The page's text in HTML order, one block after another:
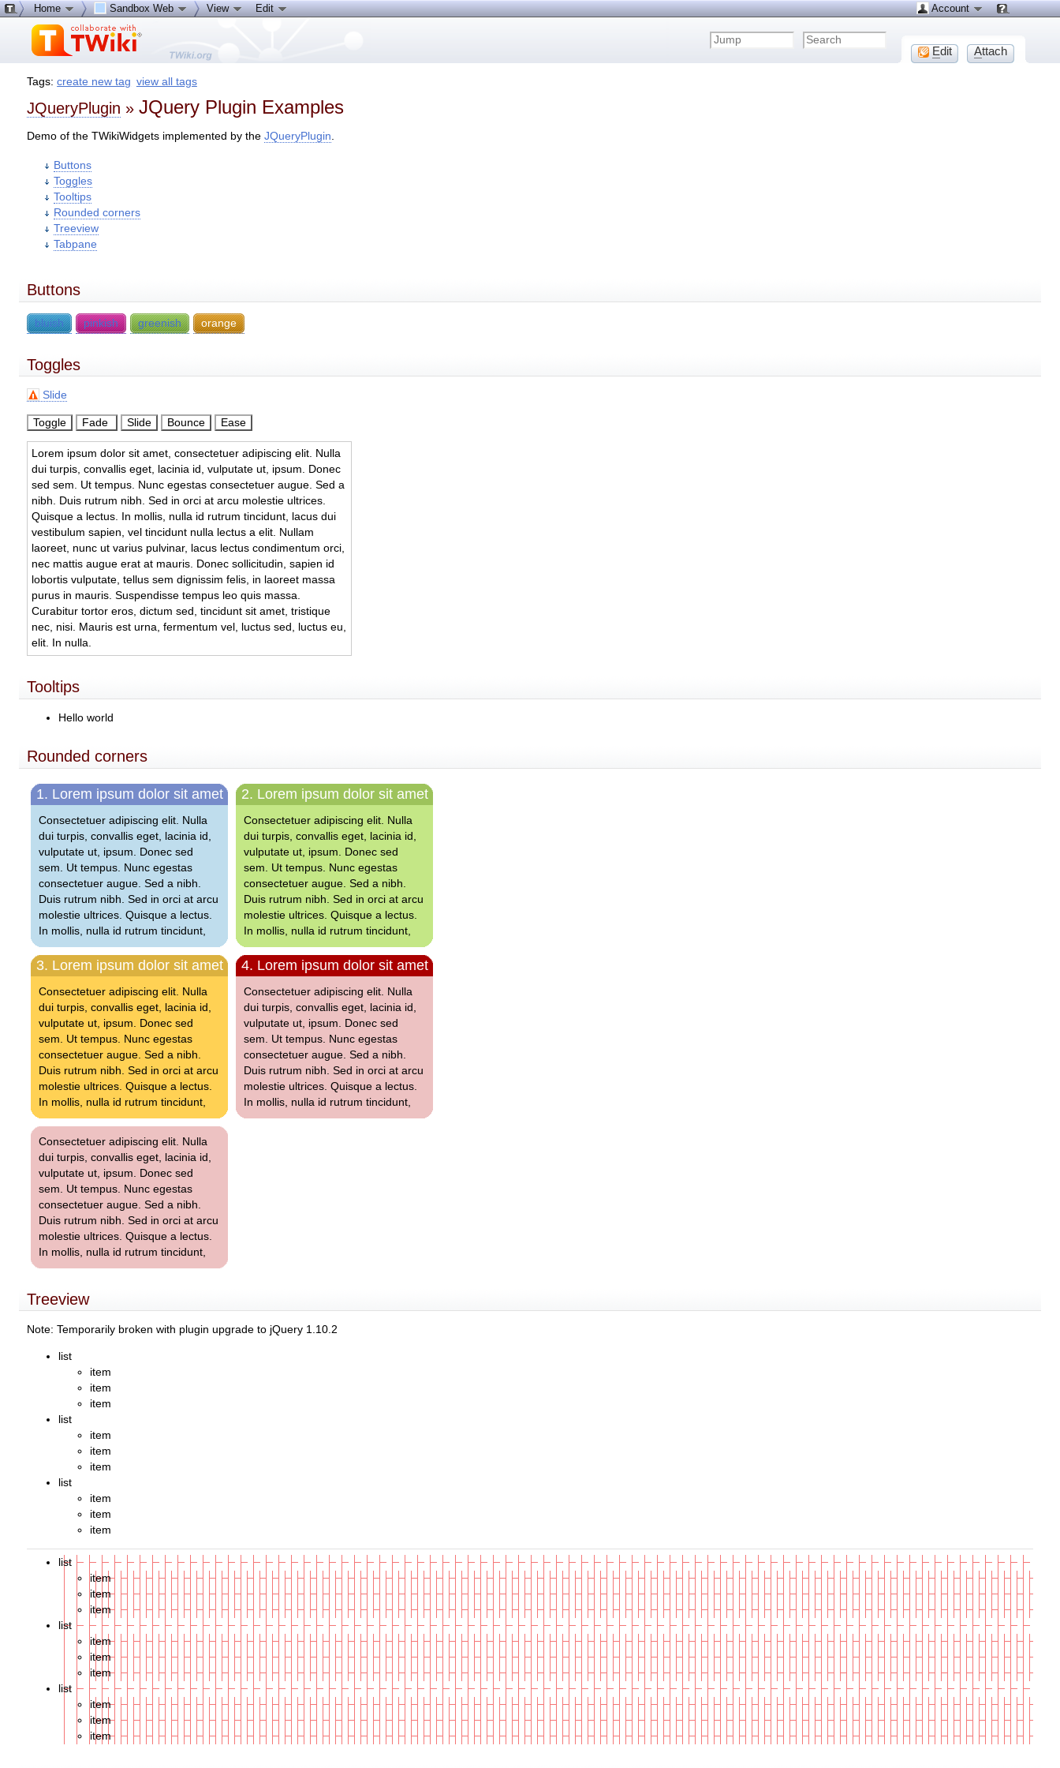
Tags:create new tag view all tags
JQueryPlugin »JQuery Plugin Examples
Demo of the TWikiWidgets implemented by theJQueryPlugin
Buttons
Toggles
Tooltips
Rounded corners
Treeview
Tabpane
Buttons
bluish pinkish greenish orange
Toggles
Slide
Lorem ipsum dolor sit amet, consectetuer adipiscing elit. Nulla
dui turpis, convallis eget, lacinia id, vulputate ut, ipsum. Donec
sed sem. Ut tempus. Nunc egestas consectetuer augue. Sed a
nibh. Duis rutrum nibh. Sed in orci at arcu molestie ultrices.
Quisque a lectus. In mollis, nulla id rutrum tincidunt, lacus dui
vestibulum sapien, vel tincidunt nulla lectus a elit. Nullam
laoreet, nunc ut varius pulvinar, lacus lectus condimentum orci,
nec mattis augue erat at mauris. Donec sollicitudin, sapien id
lobortis vulputate, tellus sem dignissim felis, in laoreet massa
purus in mauris. Suspendisse tempus leo quis massa.
Curabitur tortor eros, dictum sed, tincidunt sit amet, tristique
nec, nisi. Mauris est urna, fermentum vel, luctus sed, luctus eu,
elit. In nulla.
Tooltips
Hello world
Rounded corners
1. Lorem ipsum dolor sit amet
Consectetuer adipiscing elit. Nulla
dui turpis, convallis eget, lacinia id,
vulputate ut, ipsum. Donec sed
sem. Ut tempus. Nunc egestas
consectetuer augue. Sed a nibh.
Duis rutrum nibh. Sed in orci at arcu
molestie ultrices. Quisque a lectus.
In mollis, nulla id rutrum tincidunt,
2. Lorem ipsum dolor sit amet
Consectetuer adipiscing elit. Nulla
dui turpis, convallis eget, lacinia id,
vulputate ut, ipsum. Donec sed
sem. Ut tempus. Nunc egestas
consectetuer augue. Sed a nibh.
Duis rutrum nibh. Sed in orci at arcu
molestie ultrices. Quisque a lectus.
In mollis, nulla id rutrum tincidunt,
3. Lorem ipsum dolor sit amet
Consectetuer adipiscing elit. Nulla
dui turpis, convallis eget, lacinia id,
vulputate ut, ipsum. Donec sed
sem. Ut tempus. Nunc egestas
consectetuer augue. Sed a nibh.
Duis rutrum nibh. Sed in orci at arcu
molestie ultrices. Quisque a lectus.
In mollis, nulla id rutrum tincidunt,
4. Lorem ipsum dolor sit amet
Consectetuer adipiscing elit. Nulla
dui turpis, convallis eget, lacinia id,
vulputate ut, ipsum. Donec sed
sem. Ut tempus. Nunc egestas
consectetuer augue. Sed a nibh.
Duis rutrum nibh. Sed in orci at arcu
molestie ultrices. Quisque a lectus.
In mollis, nulla id rutrum tincidunt,
Consectetuer adipiscing elit. Nulla
dui turpis, convallis eget, lacinia id,
vulputate ut, ipsum. Donec sed
sem. Ut tempus. Nunc egestas
consectetuer augue. Sed a nibh.
Duis rutrum nibh. Sed in orci at arcu
molestie ultrices. Quisque a lectus.
In mollis, nulla id rutrum tincidunt,
Treeview
Note: Temporarily broken with plugin upgrade to jQuery 1.10.2
list
item
item
item
list
item
item
item
list
item
item
item
list
item
item
item
list
item
item
item
list
item
item
item
Home Sandbox Web View Edit Account
Edit Attach